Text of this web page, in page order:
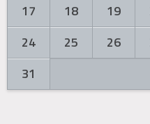
17
18 19
24
25 26
31